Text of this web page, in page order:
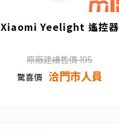
Xiaomi Yeelight 遙控器
原廠建議售價 195
驚喜價 洽門市人員